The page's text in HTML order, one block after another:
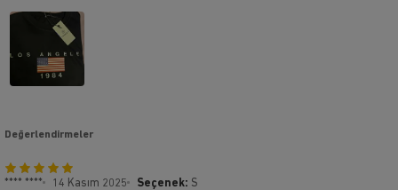
Değerlendirmeler
**** **** 14 Kasım 2025 Seçenek: S